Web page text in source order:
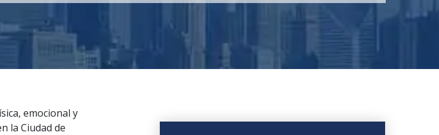
emocional y
la Ciudad de